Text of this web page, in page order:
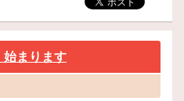
始まります